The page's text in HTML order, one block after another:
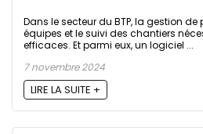
Dans le secteur du BTP, la gestion
équipes et le suivi des chantiers
efficaces. Et parmi eux, un logiciel ...
7 novembre 2024
LIRE LA SUITE +